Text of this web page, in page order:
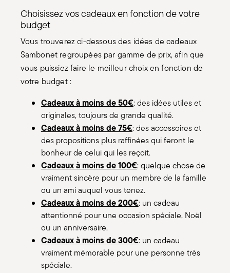
Choisissez vos cadeaux en fonction de votre
budget
Vous trouverez ci-dessous des idées de cadeaux
Sambonet regroupées par gamme de prix, afin que
vous puissiez faire le meilleur choix en fonction de
votre budget :
Cadeaux à moins de 50€: des idées utiles et
originales, toujours de grande qualité.
Cadeaux à moins de 75€: des accessoires et
des propositions plus raffinées qui feront le
bonheur de celui qui les reçoit.
Cadeaux à moins de 100€: quelque chose de
vraiment sincère pour un membre de la famille
ou un ami auquel vous tenez.
Cadeaux à moins de 200€: un cadeau
attentionné pour une occasion spéciale, Noël
ou un anniversaire.
Cadeaux à moins de 300€: un cadeau
vraiment mémorable pour une personne très
spéciale.